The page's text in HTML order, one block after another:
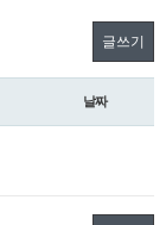
글쓰기
날짜